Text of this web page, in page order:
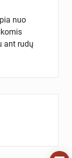
nuo
ant rudų